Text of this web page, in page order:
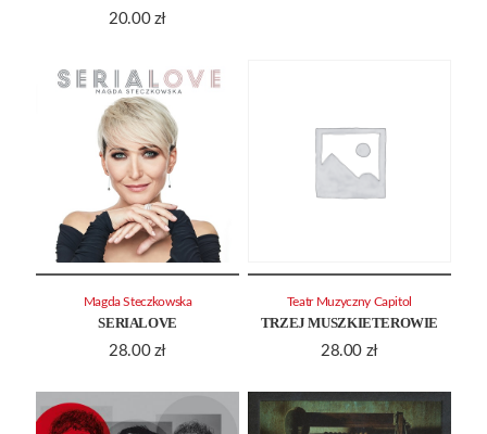
20.00 zł
SERIALOVE
28.00 zł
Magda Steczkowska
TRZEJ MUSZKIETEROWIE
28.00 zł
Teatr Muzyczny Capitol